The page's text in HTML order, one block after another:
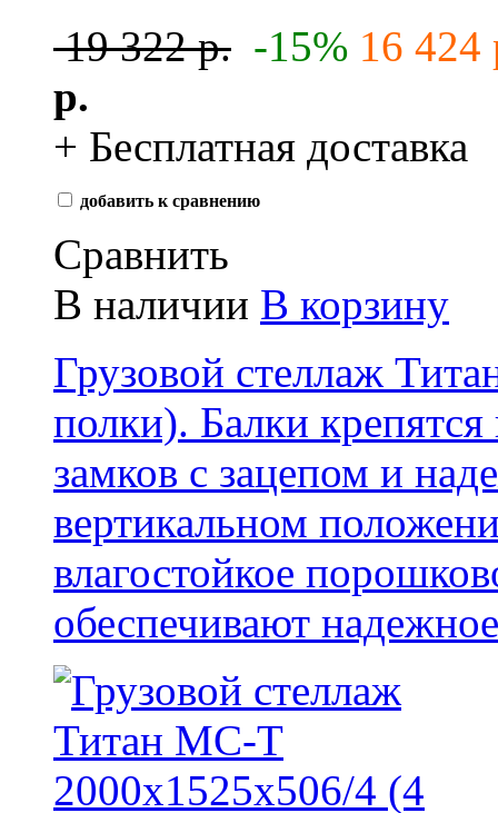
19 322 р. -15% 16 424
р.
+ Бесплатная доставка
добавить к сравнению
Сравнить
В наличии В корзину
Грузовой стеллаж
полки) . Балки
замков с зацепом и
вертикальном
влагостойкое
обеспечивают